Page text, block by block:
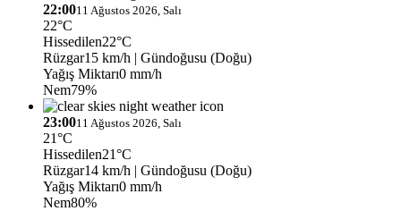
22:0011 Ağustos 2026, Salı
22°C
Hissedilen22°C
Rüzgar15 km/h | Gündoğusu (Doğu)
Yağış Miktarı0 mm/h
Nem79%
23:0011 Ağustos 2026, Salı
21°C
Hissedilen21°C
Rüzgar14 km/h | Gündoğusu (Doğu)
Yağış Miktarı0 mm/h
Nem80%